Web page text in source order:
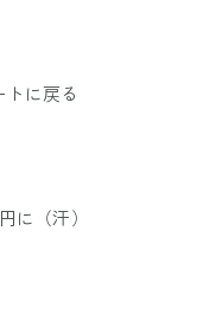
に戻る
に（汗）